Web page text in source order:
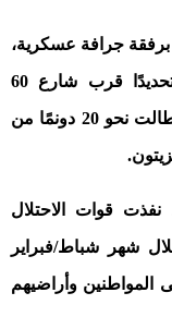
برفقة جرافة عسكرية،
اقتحمت المنطقة الشرقية من القرية، وتحديدًا قرب شارع 60
الالتفافي، وشرعت بأعمال تجريف واسعة طالت نحو 20 دونمًا من
.
نفذت قوات الاحتلال
1965 اعتداء خلال شهر شباط/فبراير
المواطنين وأراضيهم